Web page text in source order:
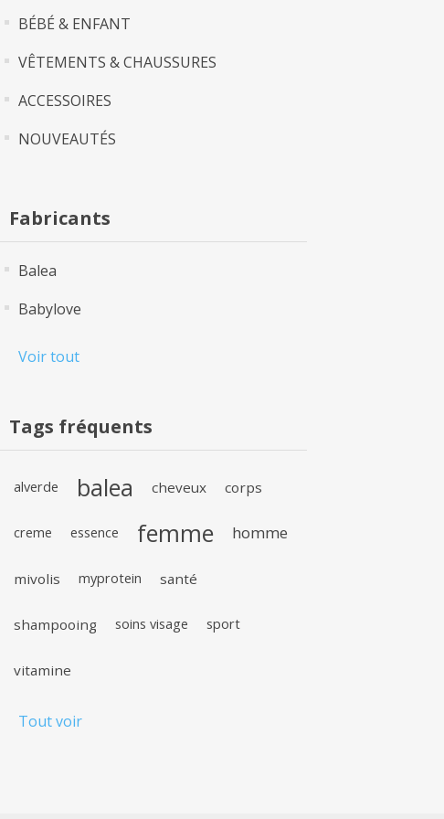
BÉBÉ & ENFANT
VÊTEMENTS & CHAUSSURES
ACCESSOIRES
NOUVEAUTÉS
Fabricants
Balea
Babylove
Voir tout
Tags fréquents
alverde balea cheveux corps
creme essence femme homme
mivolis myprotein santé
shampooing soins visage sport
vitamine
Tout voir